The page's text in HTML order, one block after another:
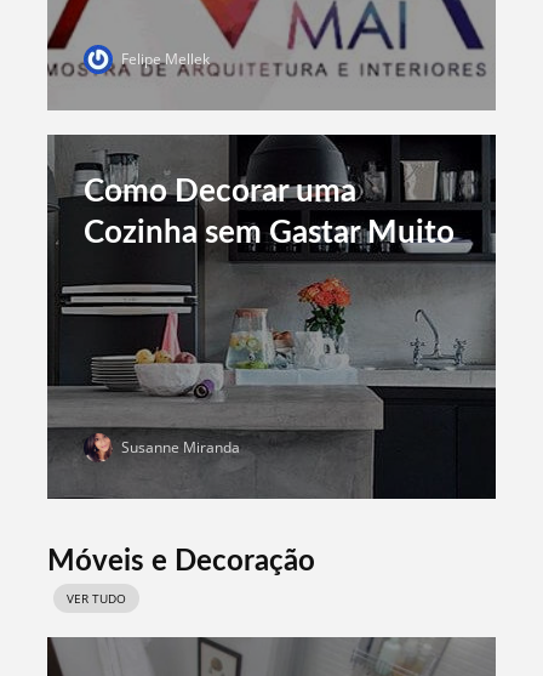
Felipe Mellek
Como Decorar uma
Cozinha sem Gastar Muito
Susanne Miranda
Móveis e Decoração
VER TUDO